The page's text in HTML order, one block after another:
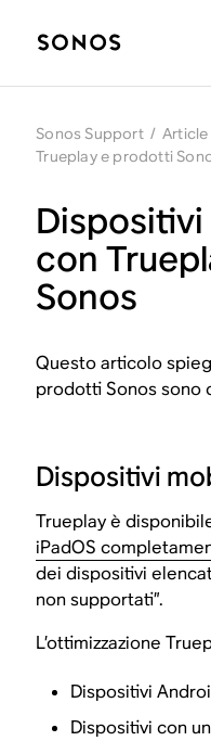
Sonos Support / Article
Trueplay e prodotti
con
Sonos
Questo articolo
prodotti Sonos sono
Dispositivi
Trueplay è
iPadOS
dei dispositivi
non supportati”.
L’ottimizzazione
Dispositivi
Dispositivi con